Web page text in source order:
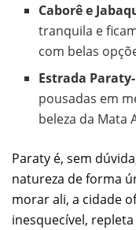
Caborê e
tranquila e
com belas
Estrada
pousadas em
beleza da Mata
Paraty é, sem
natureza de forma
morar ali, a cidade
inesquecível,